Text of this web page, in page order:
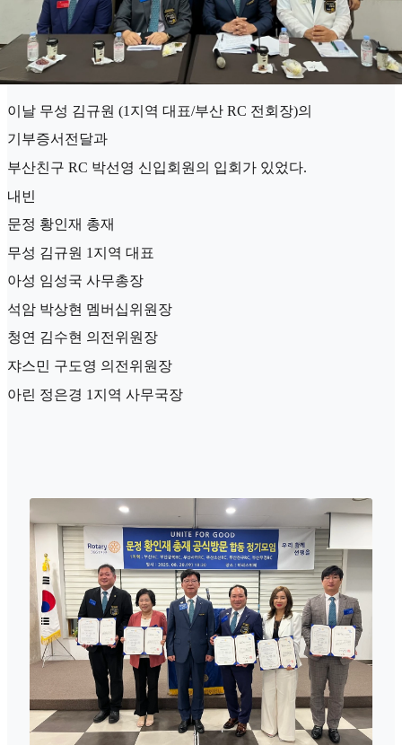
이날 무성 김규원 (1지역 대표/부산 RC 전회장)의
기부증서전달과
부산친구 RC 박선영 신입회원의 입회가 있었다.
내빈
문정 황인재 총재
무성 김규원 1지역 대표
아성 임성국 사무총장
석암 박상현 멤버십위원장
청연 김수현 의전위원장
쟈스민 구도영 의전위원장
아린 정은경 1지역 사무국장